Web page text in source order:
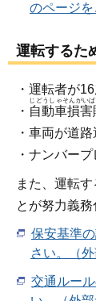
のページを
運転するた
・運転者が
・ 自動車損
じどうしゃそんがい
・車両が道
・ナンバー
また、運転
とが努力義務
保安基準
さい。（外
交通ルー